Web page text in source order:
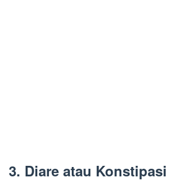
3. Diare atau Konstipasi